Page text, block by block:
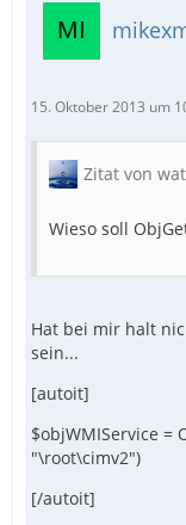
15. Oktober 2013 um
Zitat von
Wieso soll
Hat bei mir halt
sein...
[autoit]
$objWMIService =
"\root\cimv2")
[/autoit]